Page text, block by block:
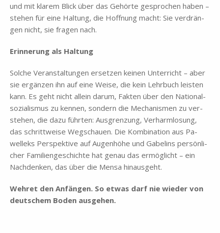
und mit kla­rem Blick über das Ge­hör­te ge­spro­chen ha­ben –
ste­hen für eine Hal­tung, die Hoff­nung macht: Sie ver­drän­
gen nicht, sie fra­gen nach.
Er­in­ne­rung als Hal­tung
Sol­che Ver­an­stal­tun­gen er­set­zen kei­nen Un­ter­richt – aber
sie er­gän­zen ihn auf eine Wei­se, die kein Lehr­buch lei­sten
kann. Es geht nicht al­lein dar­um, Fak­ten über den Na­tio­nal­
so­zia­lis­mus zu ken­nen, son­dern die Me­cha­nis­men zu ver­
ste­hen, die dazu führ­ten: Aus­gren­zung, Ver­harm­lo­sung,
das schritt­wei­se Weg­schau­en. Die Kom­bi­na­ti­on aus Pa­
well­eks Per­spek­ti­ve auf Au­gen­hö­he und Ga­be­l­ins per­sön­li­
cher Fa­mi­li­en­ge­schich­te hat ge­nau das er­mög­licht – ein
Nach­den­ken, das über die Men­sa hin­aus­geht.
Weh­ret den An­fän­gen. So et­was darf nie wie­der von
deut­schem Bo­den aus­ge­hen.